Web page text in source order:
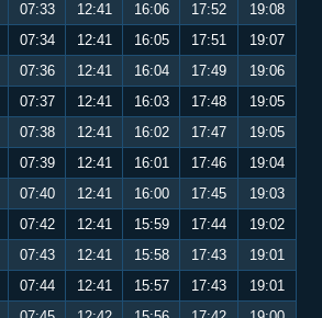
07:33 12:41 16:06 17:52
19:08
07:34 12:41 16:05 17:51
19:07
07:36 12:41 16:04 17:49
19:06
07:37 12:41 16:03 17:48
19:05
07:38 12:41 16:02 17:47
19:05
07:39 12:41 16:01 17:46
19:04
07:40 12:41 16:00 17:45
19:03
07:42 12:41 15:59 17:44
19:02
07:43 12:41 15:58 17:43
19:01
07:44 12:41 15:57 17:43
19:01